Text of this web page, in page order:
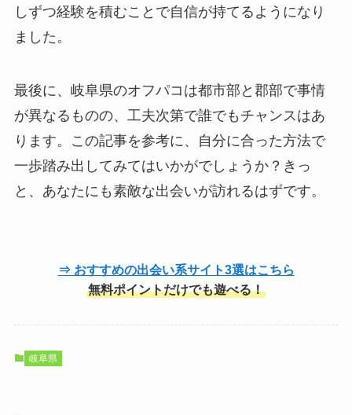
しずつ経験を積むことで自信が持てるようになり
ました。
最後に、岐阜県のオフパコは都市部と郡部で事情
が異なるものの、工夫次第で誰でもチャンスはあ
ります。この記事を参考に、自分に合った方法で
一歩踏み出してみてはいかがでしょうか？きっ
と、あなたにも素敵な出会いが訪れるはずです。
⇒ おすすめの出会い系サイト3選はこちら
無料ポイントだけでも遊べる！
岐阜県